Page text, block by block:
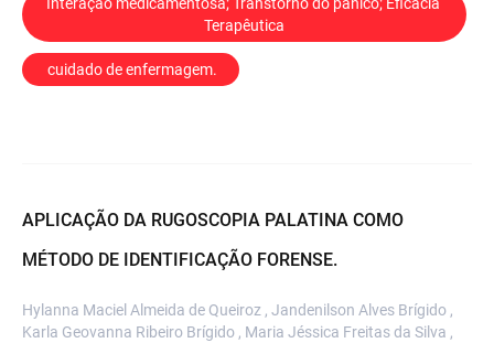
Terapêutica
cuidado de enfermagem.
APLICAÇÃO DA RUGOSCOPIA PALATINA COMO
MÉTODO DE IDENTIFICAÇÃO FORENSE.
Hylanna Maciel Almeida de Queiroz , Jandenilson Alves Brígido ,
Karla Geovanna Ribeiro Brígido , Maria Jéssica Freitas da Silva ,